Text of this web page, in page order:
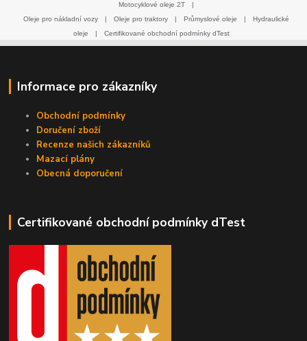
Motocyklové oleje 2T
|
Oleje pro nákladní vozy
| Oleje pro traktory | Průmyslové oleje |
Hydraulické
oleje
| Certifikované obchodní podmínky dTest
Informace pro zákazníky
Obchodní podmínky
Doručení zboží
Recenze našich zákazníků
Mazací plány
Obecná doporučení
Certifikované obchodní podmínky dTest